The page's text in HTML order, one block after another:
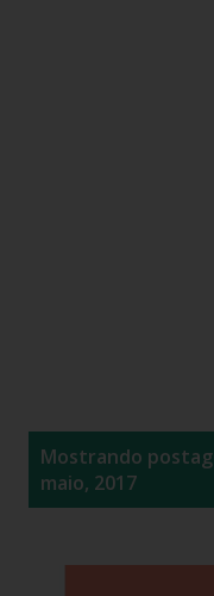
Mostrando
maio, 2017